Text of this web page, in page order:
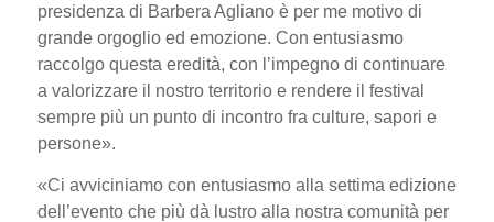
presidenza di Barbera Agliano è per me motivo di
grande orgoglio ed emozione. Con entusiasmo
raccolgo questa eredità, con l’impegno di continuare
a valorizzare il nostro territorio e rendere il festival
sempre più un punto di incontro fra culture, sapori e
persone».
«Ci avviciniamo con entusiasmo alla settima edizione
dell’evento che più dà lustro alla nostra comunità per